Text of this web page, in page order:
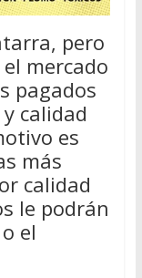
pero
mercado
pagados
calidad
es
más
calidad
le podrán
el